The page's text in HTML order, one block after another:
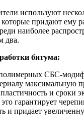
используют
придают ему
наиболее
два.
битума:
СБС-
максимальную
и сроки
гарантирует
и придает